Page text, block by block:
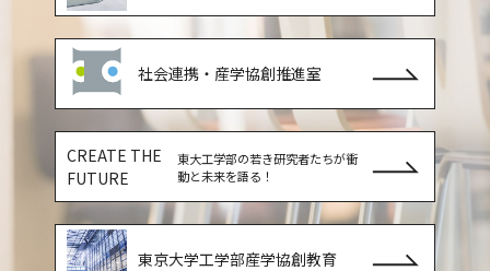
社会連携・産学協創推進室
CREATE THE
FUTURE
東大工学部の若き研究者たちが衝
動と未来を語る！
東京大学工学部産学協創教育